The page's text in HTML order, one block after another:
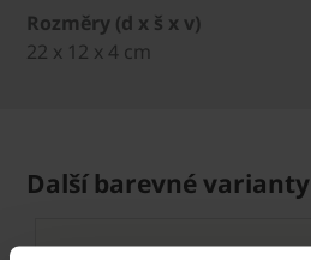
Rozměry (d x š x v)
22 x 12 x 4 cm
Další barevné varianty